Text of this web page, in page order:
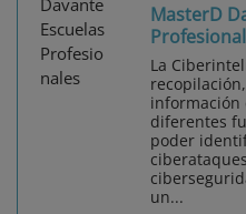
MasterD
La
información
diferentes
poder
un...